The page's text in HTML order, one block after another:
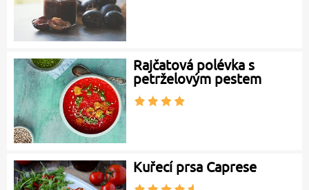
Rajčatová polévka s
petrželovým pestem
Kuřecí prsa Caprese